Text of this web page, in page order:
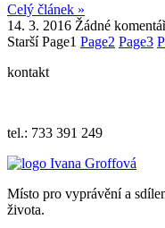
Celý článek »
14. 3. 2016 Žádné
Starší Page1 Page2 Page3
kontakt
tel.: 733 391 249
Místo pro vyprávění a
života.